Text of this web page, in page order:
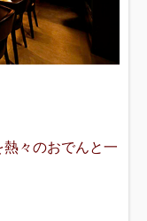
々のおでんと一